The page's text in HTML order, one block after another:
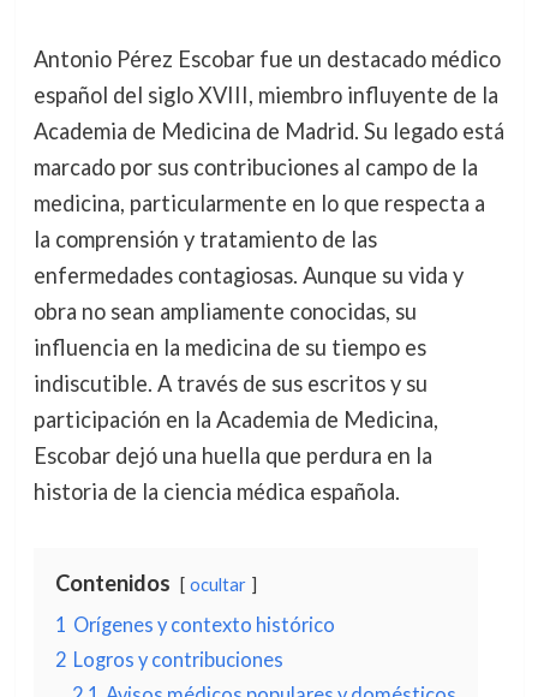
Antonio Pérez Escobar fue un destacado médico
español del siglo XVIII, miembro influyente de la
Academia de Medicina de Madrid. Su legado está
marcado por sus contribuciones al campo de la
medicina, particularmente en lo que respecta a
la comprensión y tratamiento de las
enfermedades contagiosas. Aunque su vida y
obra no sean ampliamente conocidas, su
influencia en la medicina de su tiempo es
indiscutible. A través de sus escritos y su
participación en la Academia de Medicina,
Escobar dejó una huella que perdura en la
historia de la ciencia médica española.
Contenidos ocultar
1 Orígenes y contexto histórico
2 Logros y contribuciones